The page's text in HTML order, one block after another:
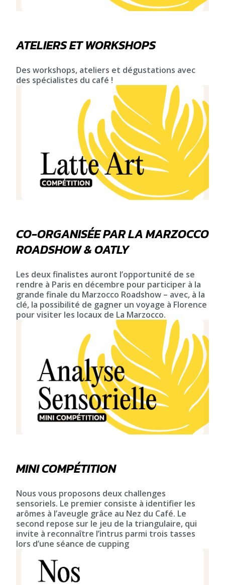
ATELIERS ET WORKSHOPS
Des workshops, ateliers et dégustations avec
des spécialistes du café !
CO-ORGANISÉE PAR LA MARZOCCO
ROADSHOW & OATLY
Les deux finalistes auront l’opportunité de se
rendre à Paris en décembre pour participer à la
grande finale du Marzocco Roadshow – avec, à la
clé, la possibilité de gagner un voyage à Florence
pour visiter les locaux de La Marzocco.
MINI COMPÉTITION
Nous vous proposons deux challenges
sensoriels. Le premier consiste à identifier les
arômes à l’aveugle grâce au Nez du Café. Le
second repose sur le jeu de la triangulaire, qui
invite à reconnaître l’intrus parmi trois tasses
lors d’une séance de cupping